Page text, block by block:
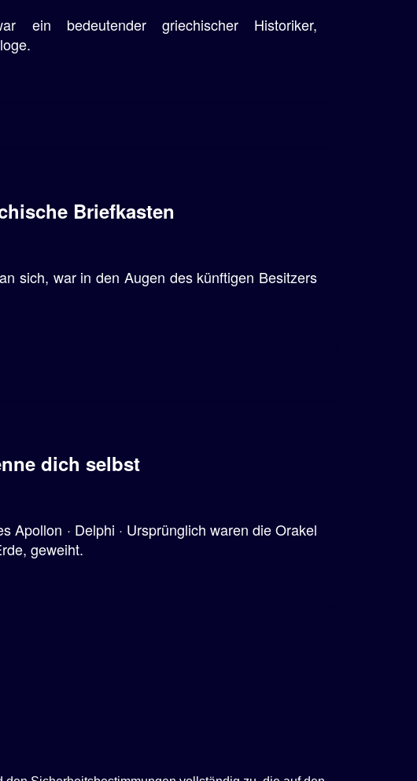
ein bedeutender griechischer Historiker,
Briefkasten
sich, war in den Augen des künftigen Besitzers
dich selbst
Apollon · Delphi · Ursprünglich waren die Orakel
geweiht.